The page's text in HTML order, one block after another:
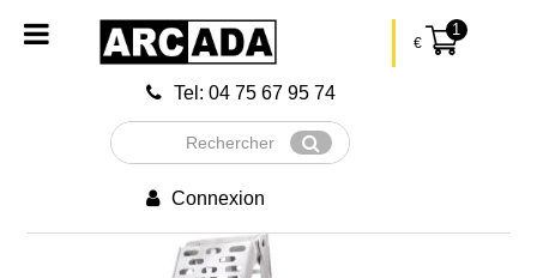
Tel: 04 75 67 95 74
Rechercher
Envoyer
Connexion
€
1